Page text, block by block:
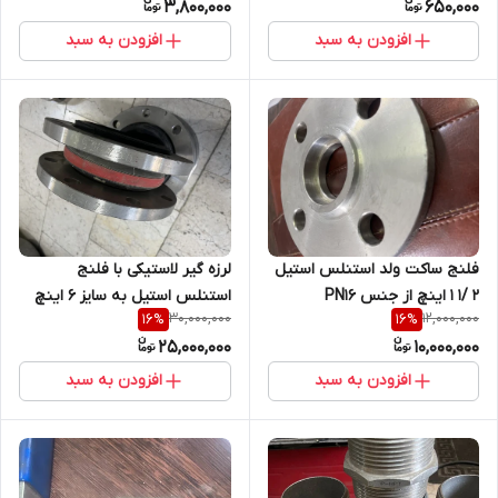
650,000
افزودن به سبد
3,800,000
افزودن به سبد
فلنج ساکت ولد استنلس استیل
2 /1 1 اینچ از جنس PN16
A182/F304L
12,000,000
16%
10,000,000
افزودن به سبد
لرزه گیر لاستیکی با فلنج
استنلس استیل به سایز 6 اینچ
PN16 لب جوینت تایپ لاستیک
ERV
30,000,000
16%
25,000,000
افزودن به سبد